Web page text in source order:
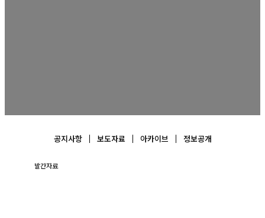
공지사항 보도자료 아카이브 정보공개
발간자료